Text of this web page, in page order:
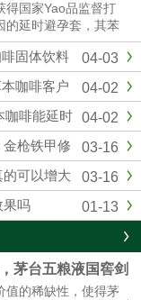
得国家Yao品监督打
的延时避孕套，其苯
举浓度以及欧洲CE
苯佐卡因在有效较低
患，不用担心伴侣的
04-03
固体饮料
04-02
咖啡客户
04-02
咖啡能延时
03-16
枪铁甲修
03-16
可以增大
01-13
果吗
茅台五粮液国窖剑
值的稀缺性，使得茅